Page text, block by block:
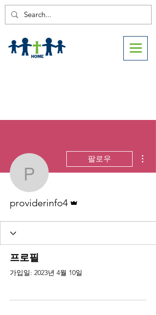
providerinfo4
팔로우
providerinfo4
프로필
가입일: 2023년 4월 10일